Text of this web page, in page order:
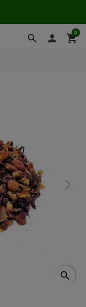
search  shopping_cart
0
Next
search